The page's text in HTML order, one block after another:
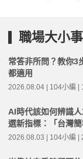
職場大小事
常答非所問？教你
都適用
2026.08.04 | 104小編 |
AI時代該如何辨識
選新指標：「台灣簡
2026.08.03 | 104小編 |